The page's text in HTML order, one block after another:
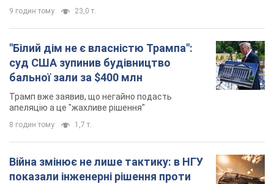
9 годин тому 23,0 т.
"Білий дім не є власністю Трампа":
суд США зупинив будівництво
бальної зали за $400 млн
Трамп вже заявив, що негайно подасть
апеляцію а це "жахливе рішення"
8 годин тому 1,7 т.
Війна змінює не лише тактику: в НГУ
показали інженерні рішення проти